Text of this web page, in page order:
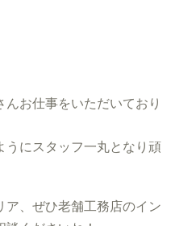
お仕事をいただいており
うにスタッフ一丸となり頑
ア、ぜひ老舗工務店のイン